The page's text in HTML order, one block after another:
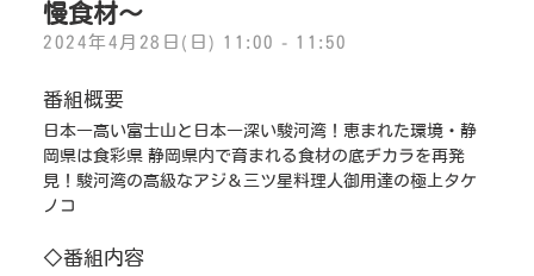
慢食材〜
2024年4月28日(日) 11:00 - 11:50
番組概要
日本一高い富士山と日本一深い駿河湾！恵まれた環境・静
岡県は食彩県 静岡県内で育まれる食材の底ヂカラを再発
見！駿河湾の高級なアジ＆三ツ星料理人御用達の極上タケ
ノコ
◇番組内容